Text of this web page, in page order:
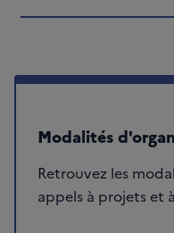
Modalités
Retrouvez les
appels à projets et